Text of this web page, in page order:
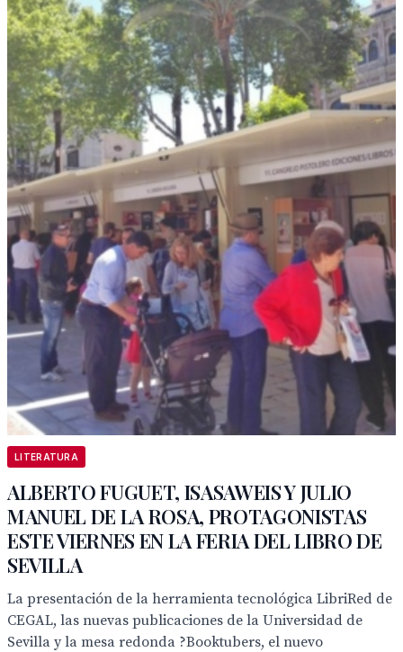
LITERATURA
ALBERTO FUGUET, ISASAWEIS Y JULIO
MANUEL DE LA ROSA, PROTAGONISTAS
ESTE VIERNES EN LA FERIA DEL LIBRO DE
SEVILLA
La presentación de la herramienta tecnológica LibriRed de
CEGAL, las nuevas publicaciones de la Universidad de
Sevilla y la mesa redonda ?Booktubers, el nuevo